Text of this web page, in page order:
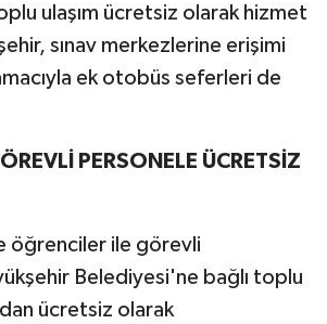
ulaşım ücretsiz olarak hizmet
sınav merkezlerine erişimi
ek otobüs seferleri de
PERSONELE ÜCRETSİZ
öğrenciler ile görevli
Belediyesi'ne bağlı toplu
ücretsiz olarak